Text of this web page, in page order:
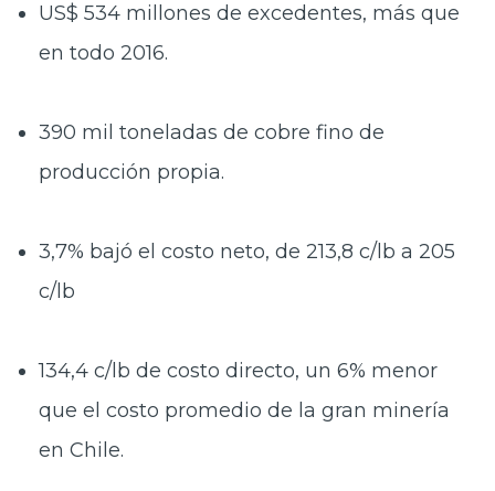
US$ 534 millones de excedentes, más que
en todo 2016.
390 mil toneladas de cobre fino de
producción propia.
3,7% bajó el costo neto, de 213,8 c/lb a 205
c/lb
134,4 c/lb de costo directo, un 6% menor
que el costo promedio de la gran minería
en Chile.